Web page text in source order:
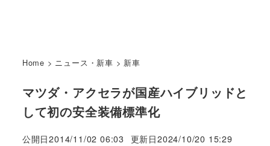
Home > ニュース・新車 > 新車
マツダ・アクセラが国産ハイブリッドと
して初の安全装備標準化
公開日2014/11/02 06:03 更新日2024/10/20 15:29